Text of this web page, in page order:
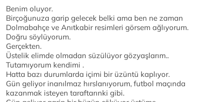
Benim oluyor.
Birçoğunuza garip gelecek belki ama ben ne zaman
Dolmabahçe ve Anıtkabir resimleri görsem ağlıyorum.
Doğru söylüyorum.
Gerçekten.
Üstelik elimde olmadan süzülüyor gözyaşlarım..
Tutamıyorum kendimi .
Hatta bazı durumlarda içimi bir üzüntü kaplıyor.
Gün geliyor inanılmaz hırslanıyorum, futbol maçında
kazanmak isteyen taraftarınki gibi.